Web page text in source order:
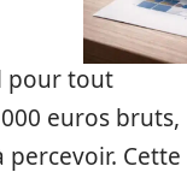
pour tout
euros bruts,
Cette